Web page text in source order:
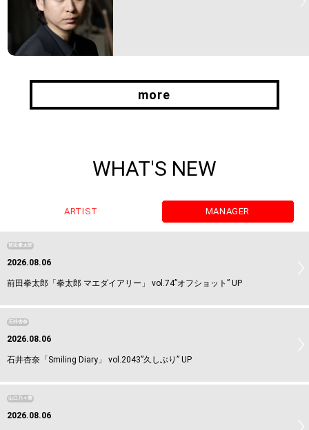
more
WHAT'S NEW
ARTIST MANAGER
前田拳太郎
2026.08.06
前田拳太郎「拳太郎 マエダイアリー」 vol.74”オフショット” UP
石井杏奈
2026.08.06
石井杏奈「Smiling Diary」 vol.2043”久しぶり” UP
山口乃々華
2026.08.06